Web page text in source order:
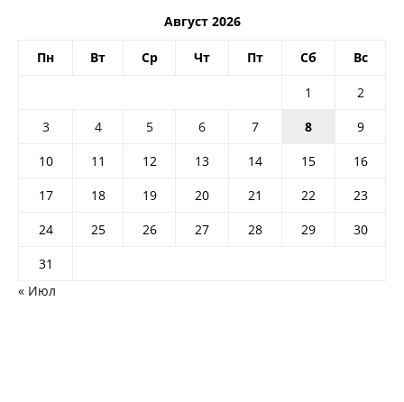
Август 2026
Пн Вт Ср Чт Пт Сб Вс
1
2
3
4 5 6 7 8
9
10
11 12 13 14 15
16
17
18 19 20 21 22
23
24
25 26 27 28 29
30
31
« Июл